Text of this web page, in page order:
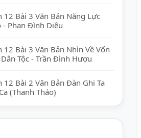
12 Bài 3 Văn Bản Năng Lực
- Phan Đình Diệu
12 Bài 3 Văn Bản Nhìn Về Vốn
Tộc - Trần Đình Hượu
12 Bài 2 Văn Bản Đàn Ghi Ta
(Thanh Thảo)